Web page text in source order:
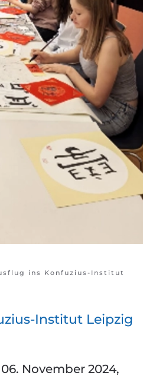
ins Konfuzius-Institut
Institut Leipzig
November 2024,